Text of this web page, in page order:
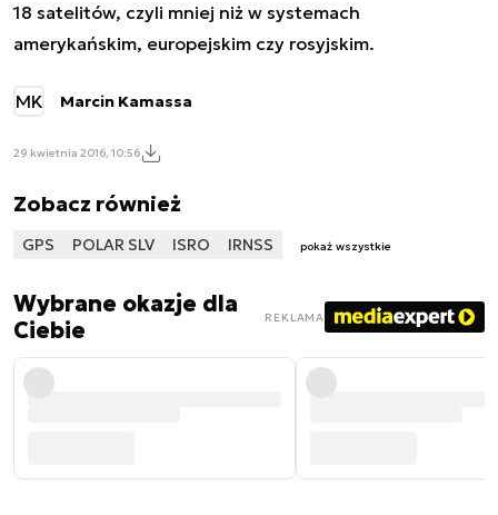
18 satelitów, czyli mniej niż w systemach
amerykańskim, europejskim czy rosyjskim.
MK Marcin Kamassa
29 kwietnia 2016, 10:56
Zobacz również
GPS POLAR SLV ISRO IRNSS pokaż wszystkie
Wybrane okazje dla
Ciebie
REKLAMA